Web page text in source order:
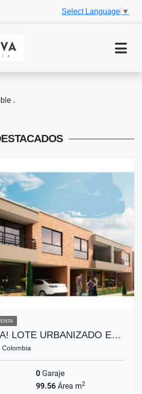
Select Language ▼
.
LOTE URBANIZADO E…
Colombia
0 Garaje
99.56 Área m2